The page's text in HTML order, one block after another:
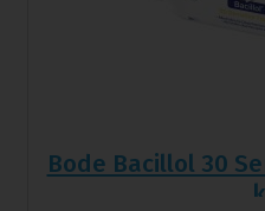
Bode Bacillol 30